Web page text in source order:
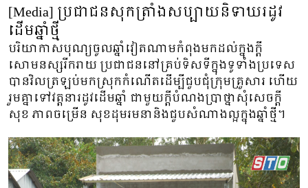
[Media] ប្រជាជន​សុកត្រាំងសប្បាយ​និទាឃរដូវ
ដើមឆ្នាំថ្មី
បរិយាកាសបុណ្យចូលឆ្នាំវៀតណាមកំពុងមកដល់ក្នុងក្តី
សោមនស្សរីករាយ ប្រជាជននៅគ្រប់ទិសទីក្នុងទូទាំងប្រទេស
បានវិលត្រឡប់មកស្រុកកំណើតដើម្បីជួបជុំក្រុមគ្រួសារ ហើយ
រួមគ្នាទៅវត្តនារដូវដើមឆ្នាំ ជាមួយក្ដីបំណងប្រាថ្នាសុំសេចក្តី
សុខ ភាពចម្រើន សុខដុមរមនានិងជួបសំណាងល្អក្នុងឆ្នាំថ្មី។